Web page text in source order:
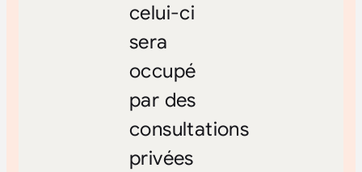
celui-ci
sera
occupé
par des
consultations
privées